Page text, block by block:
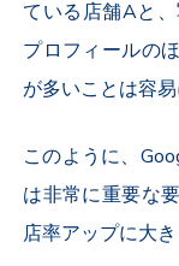
ている店舗Aと
プロフィールの
が多いことは容易
このように、
は非常に重要な
店率アップに大